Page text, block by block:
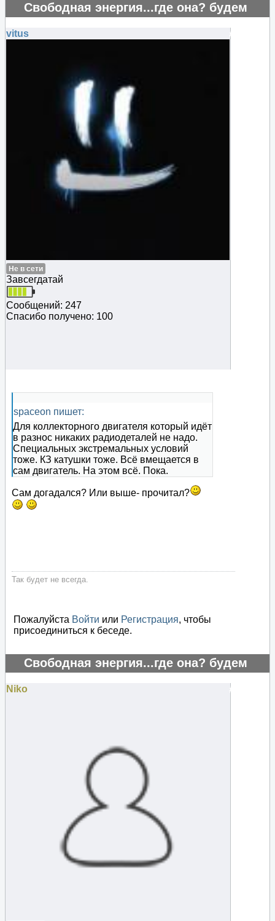
Свободная энергия...где она? будем
искать..
#125917
vitus
Не в сети
Завсегдатай
Сообщений: 247
Спасибо получено: 100
spaceon пишет:
Для коллекторного двигателя который идёт
в разнос никаких радиодеталей не надо.
Специальных экстремальных условий
тоже. КЗ катушки тоже. Всё вмещается в
сам двигатель. На этом всё. Пока.
Сам догадался? Или выше- прочитал?
Так будет не всегда.
Пожалуйста Войти или Регистрация, чтобы
присоединиться к беседе.
Свободная энергия...где она? будем
искать..
#125958
Niko